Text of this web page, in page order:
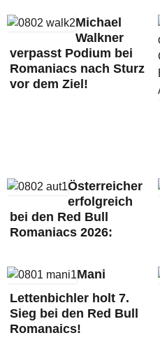
Michael
Walkner
verpasst Podium bei
Romaniacs nach Sturz
vor dem Ziel!
Österreicher
erfolgreich
bei den Red Bull
Romaniacs 2026:
Mani
Lettenbichler holt 7.
Sieg bei den Red Bull
Romanaics!